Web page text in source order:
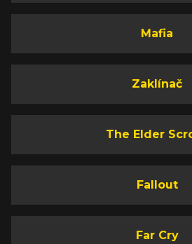
Mafia
Zaklínač
The Elder
Fallout
Far Cry